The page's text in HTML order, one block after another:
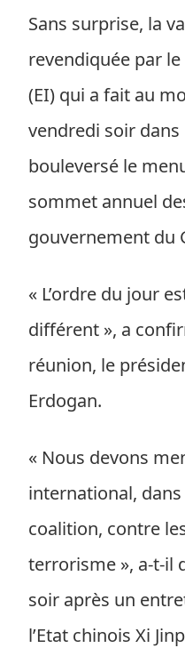
Sans surprise, la
revendiquée par
(EI) qui a fait au
vendredi soir dans
bouleversé le
sommet annuel
gouvernement du
« L’ordre du jour
différent », a
réunion, le
Erdogan.
« Nous devons
international, dans
coalition, contre
terrorisme », a-t-il
soir après un
l’Etat chinois Xi